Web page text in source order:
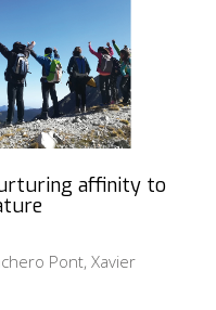
affinity to
Pont, Xavier